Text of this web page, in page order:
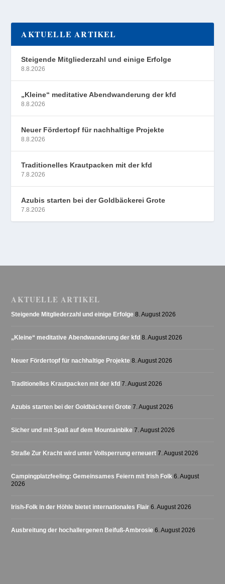
AKTUELLE ARTIKEL
Steigende Mitgliederzahl und einige Erfolge
8.8.2026
„Kleine“ meditative Abendwanderung der kfd
8.8.2026
Neuer Fördertopf für nachhaltige Projekte
8.8.2026
Traditionelles Krautpacken mit der kfd
7.8.2026
Azubis starten bei der Goldbäckerei Grote
7.8.2026
AKTUELLE ARTIKEL
Steigende Mitgliederzahl und einige Erfolge 8. August 2026
„Kleine“ meditative Abendwanderung der kfd 8. August 2026
Neuer Fördertopf für nachhaltige Projekte 8. August 2026
Traditionelles Krautpacken mit der kfd 7. August 2026
Azubis starten bei der Goldbäckerei Grote 7. August 2026
Sicher und mit Spaß auf dem Mountainbike 7. August 2026
Straße Zur Kracht wird unter Vollsperrung erneuert 7. August 2026
Campingplatzfeeling: Gemeinsames Feiern mit Irish Folk 6. August
2026
Irish-Folk in der Höhle bietet internationales Flair 6. August 2026
Ausbreitung der hochallergenen Beifuß-Ambrosie 6. August 2026